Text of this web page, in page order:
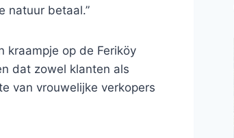
natuur betaal.”
kraampje op de Feriköy
dat zowel klanten als
van vrouwelijke verkopers